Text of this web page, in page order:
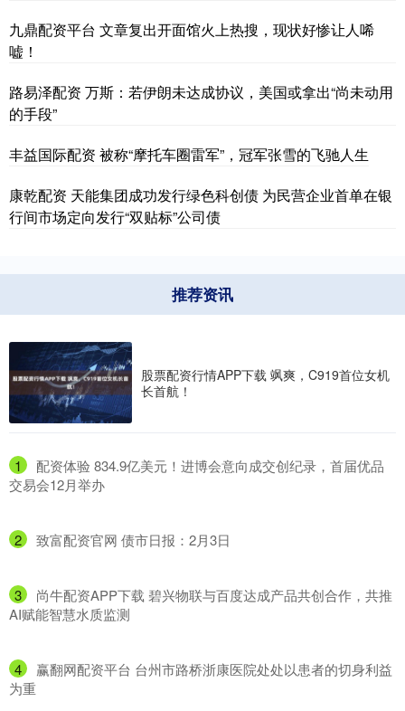
九鼎配资平台 文章复出开面馆火上热搜，现状好惨让人唏
嘘！
路易泽配资 万斯：若伊朗未达成协议，美国或拿出“尚未动用
的手段”
丰益国际配资 被称“摩托车圈雷军”，冠军张雪的飞驰人生
康乾配资 天能集团成功发行绿色科创债 为民营企业首单在银
行间市场定向发行“双贴标”公司债
推荐资讯
股票配资行情APP下载 飒爽，C919首位女机
长首航！
1
​配资体验 834.9亿美元！进博会意向成交创纪录，首届优品
交易会12月举办
2 ​致富配资官网 债市日报：2月3日
3
​尚牛配资APP下载 碧兴物联与百度达成产品共创合作，共推
AI赋能智慧水质监测
4
​赢翻网配资平台 台州市路桥浙康医院处处以患者的切身利益
为重